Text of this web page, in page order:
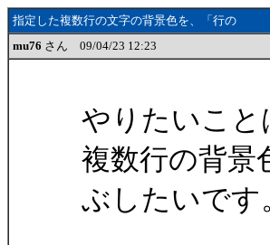
指定した複数行の文字の背景色を、「行の
mu76 さん 09/04/23 12:23
やりたいこ
複数行の背景
ぶしたいです